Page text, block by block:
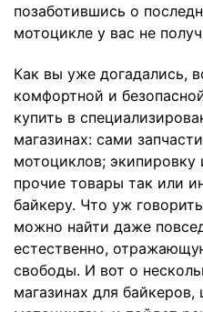
позаботившись о
мотоцикле у вас не
Как вы уже догадались,
комфортной и
купить в
магазинах: сами
мотоциклов;
прочие товары так или
байкеру. Что уж
можно найти даже
естественно,
свободы. И вот о
магазинах для